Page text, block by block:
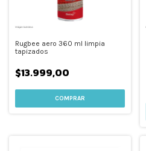
Rugbee aero 360 ml limpia
tapizados
$13.999,00